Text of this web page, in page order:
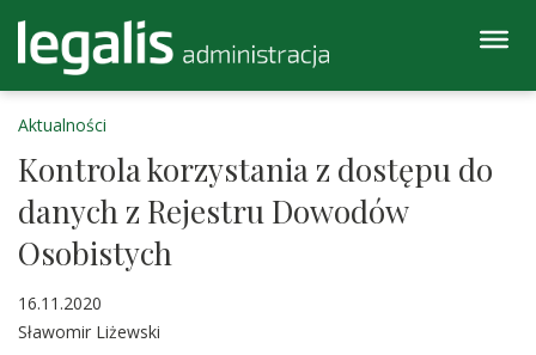
Aktualności
Kontrola korzystania z dostępu do
danych z Rejestru Dowodów
Osobistych
16.11.2020
Sławomir Liżewski